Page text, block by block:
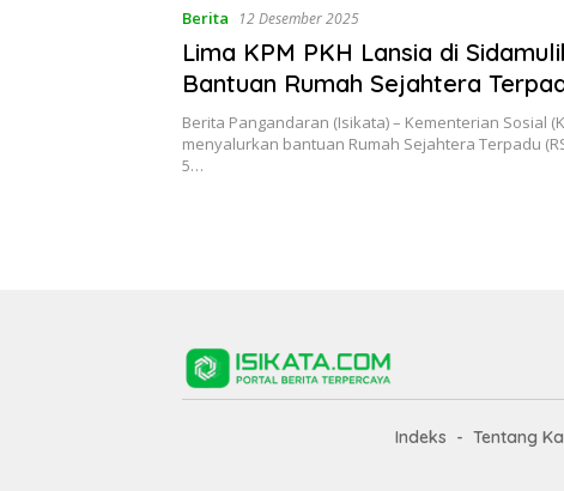
Berita 12 Desember 2025
Lima KPM PKH Lansia di
Bantuan Rumah Sejahtera
Berita Pangandaran (Isikata) – Kementerian Sosial
menyalurkan bantuan Rumah Sejahtera Terpadu
5…
Indeks Tentang